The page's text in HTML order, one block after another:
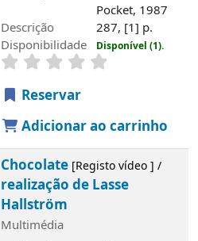
Pocket, 1987
Descrição
287, [1] p.
Disponibilidade
Disponível (1).
Reservar
Adicionar ao carrinho
Chocolate [Registo vídeo ] /
realização de Lasse
Hallström
Multimédia